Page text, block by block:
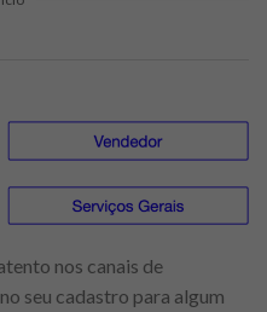
nos canais de
seu cadastro para algum